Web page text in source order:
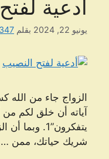
أدعية
يونيو 22, 2024 بقلم
الزواج جاء من الله
آياته أن خلق لكم
يتفكرون”1.
شريك حياتك، ممن …